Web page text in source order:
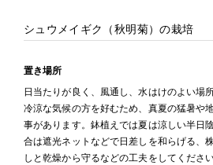
シュウメイギク（秋明菊）の栽培
置き場所
日当たりが良く、風通し、水はけのよい場
冷涼な気候の方を好むため、真夏の猛暑や
事があります。鉢植えでは夏は涼しい半日
合は遮光ネットなどで日差しを和らげる、
しと乾燥から守るなどの工夫をしてください